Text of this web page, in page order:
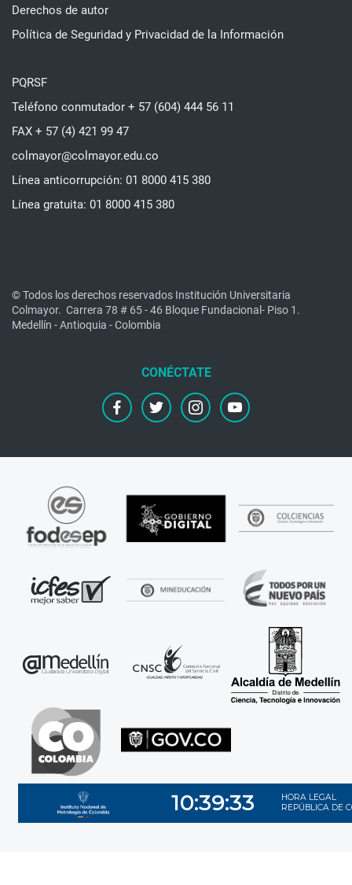
Derechos de autor
Política de Seguridad y Privacidad de la Información
PQRSF
Teléfono conmutador + 57 (604) 444 56 11
FAX + 57 (4) 421 99 47
colmayor@colmayor.edu.co
Línea anticorrupción: 01 8000 415 380
Línea gratuita: 01 8000 415 380
© Todos los derechos reservados Institución Universitaria
Colmayor. Carrera 78 # 65 - 46 Bloque Fundacional- Piso 1.
Medellín - Antioquia - Colombia